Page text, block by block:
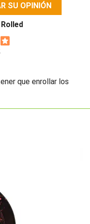
SU OPINIÓN
que enrollar los